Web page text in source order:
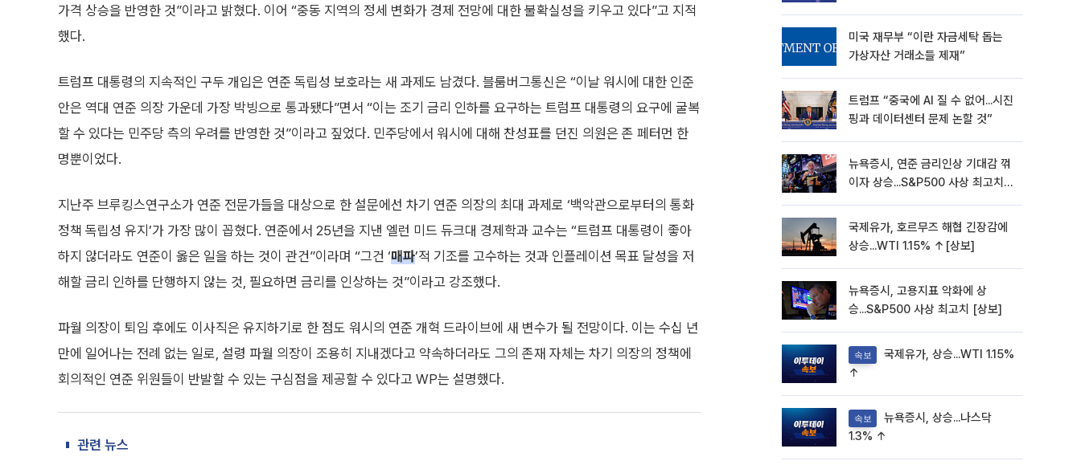
가격 상승을 반영한 것”이라고 밝혔다. 이어 “중동 지역의 정세 변화가 경제 전망에 대한 불확실성을 키우고 있다”고 지적
했다.
트럼프 대통령의 지속적인 구두 개입은 연준 독립성 보호라는 새 과제도 남겼다. 블룸버그통신은 “이날 워시에 대한 인준
안은 역대 연준 의장 가운데 가장 박빙으로 통과됐다”면서 “이는 조기 금리 인하를 요구하는 트럼프 대통령의 요구에 굴복
할 수 있다는 민주당 측의 우려를 반영한 것”이라고 짚었다. 민주당에서 워시에 대해 찬성표를 던진 의원은 존 페터먼 한
명뿐이었다.
지난주 브루킹스연구소가 연준 전문가들을 대상으로 한 설문에선 차기 연준 의장의 최대 과제로 ‘백악관으로부터의 통화
정책 독립성 유지’가 가장 많이 꼽혔다. 연준에서 25년을 지낸 엘런 미드 듀크대 경제학과 교수는 “트럼프 대통령이 좋아
하지 않더라도 연준이 옳은 일을 하는 것이 관건”이라며 “그건 ‘매파’적 기조를 고수하는 것과 인플레이션 목표 달성을 저
해할 금리 인하를 단행하지 않는 것, 필요하면 금리를 인상하는 것”이라고 강조했다.
파월 의장이 퇴임 후에도 이사직은 유지하기로 한 점도 워시의 연준 개혁 드라이브에 새 변수가 될 전망이다. 이는 수십 년
만에 일어나는 전례 없는 일로, 설령 파월 의장이 조용히 지내겠다고 약속하더라도 그의 존재 자체는 차기 의장의 정책에
회의적인 연준 위원들이 반발할 수 있는 구심점을 제공할 수 있다고 WP는 설명했다.
관련 뉴스
미국 재무부 “이란 자금세탁 돕는
가상자산 거래소들 제재”
트럼프 “중국에 AI 질 수 없어...시진
핑과 데이터센터 문제 논할 것”
뉴욕증시, 연준 금리인상 기대감 꺾
이자 상승...S&P500 사상 최고치
국제유가, 호르무즈 해협 긴장감에
상승...WTI 1.15% ↑[상보]
뉴욕증시, 고용지표 악화에 상
승...S&P500 사상 최고치 [상보]
속보
↑
속보
1.3% ↑